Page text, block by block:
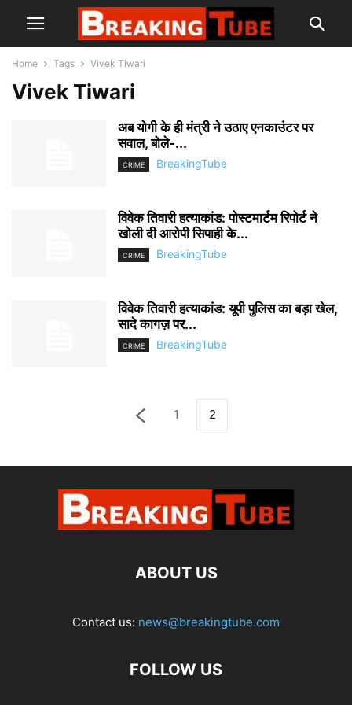
Home Tags Vivek Tiwari
Vivek Tiwari
अब योगी के ही मंत्री ने उठाए एनकाउंटर पर
सवाल, बोले-...
CRIME BreakingTube
विवेक तिवारी हत्याकांड: पोस्टमार्टम रिपोर्ट ने
खोली दी आरोपी सिपाही के...
CRIME BreakingTube
विवेक तिवारी हत्याकांड: यूपी पुलिस का बड़ा खेल,
सादे कागज़ पर...
CRIME BreakingTube
1 2
ABOUT US
Contact us: news@breakingtube.com
FOLLOW US